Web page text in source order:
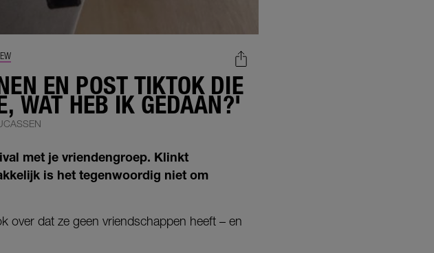
EN POST TIKTOK DIE
WAT HEB IK GEDAAN?'
met je vriendengroep. Klinkt
is het tegenwoordig niet om
over dat ze geen vriendschappen heeft – en